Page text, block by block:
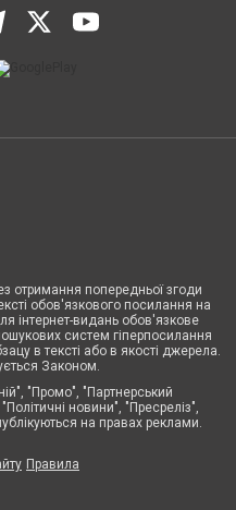
отримання попередньої згоди
обов'язкового посилання на
інтернет-видань обов'язкове
систем гіперпосилання
в тексті або в якості джерела.
Законом.
"Промо", "Партнерський
новини", "Пресреліз",
на правах реклами.
Правила